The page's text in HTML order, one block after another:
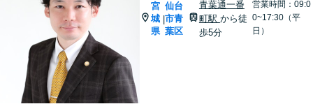
宮
城
県
|
仙台
市青
葉区
青葉通一番
町駅 から徒
歩5分
営業時間：09:0
0~17:30（平
日）